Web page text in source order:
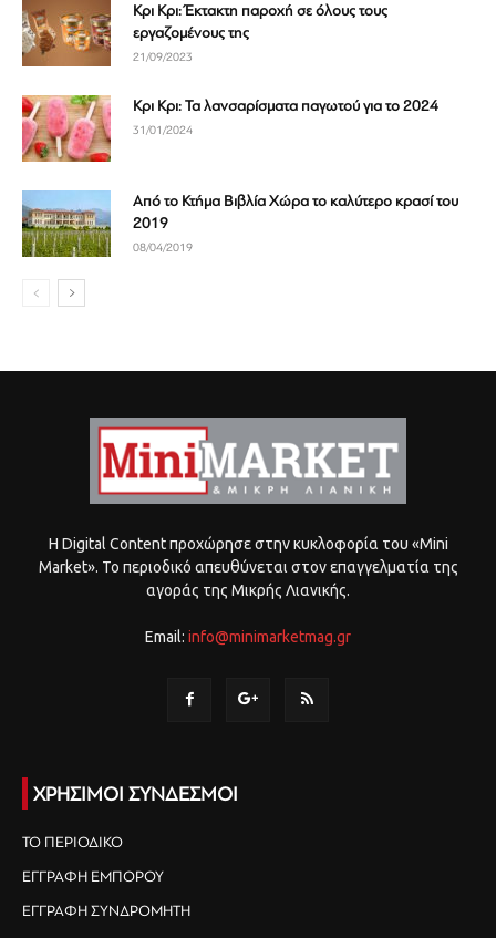
Κρι Κρι: Έκτακτη παροχή σε όλους τους
εργαζομένους της
21/09/2023
Κρι Κρι: Τα λανσαρίσματα παγωτού για το 2024
31/01/2024
Από το Κτήμα Βιβλία Χώρα το καλύτερο κρασί του
2019
08/04/2019
Η Digital Content προχώρησε στην κυκλοφορία του «Mini
Market». Το περιοδικό απευθύνεται στον επαγγελματία της
αγοράς της Μικρής Λιανικής.
Email: info@minimarketmag.gr
ΧΡΗΣΙΜΟΙ ΣΥΝΔΕΣΜΟΙ
ΤΟ ΠΕΡΙΟΔΙΚΟ
ΕΓΓΡΑΦΗ ΕΜΠΟΡΟΥ
ΕΓΓΡΑΦΗ ΣΥΝΔΡΟΜΗΤΗ